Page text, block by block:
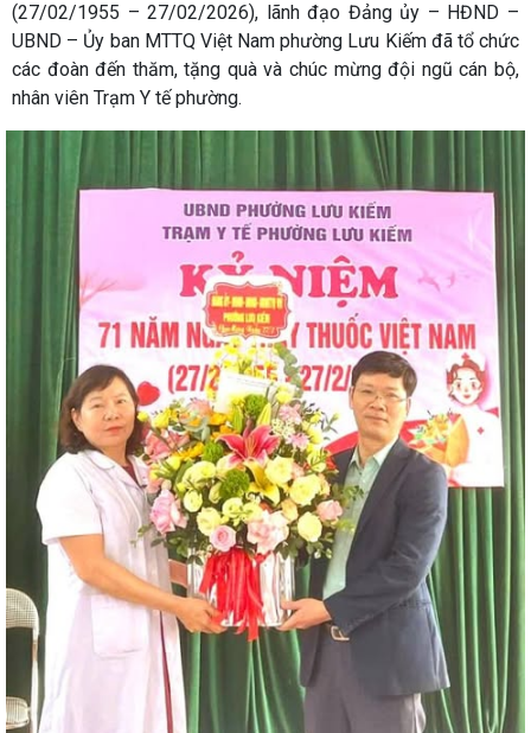
(27/02/1955 – 27/02/2026), lãnh đạo Đảng ủy – HĐND –
UBND – Ủy ban MTTQ Việt Nam phường Lưu Kiếm đã tổ chức
các đoàn đến thăm, tặng quà và chúc mừng đội ngũ cán bộ,
nhân viên Trạm Y tế phường.